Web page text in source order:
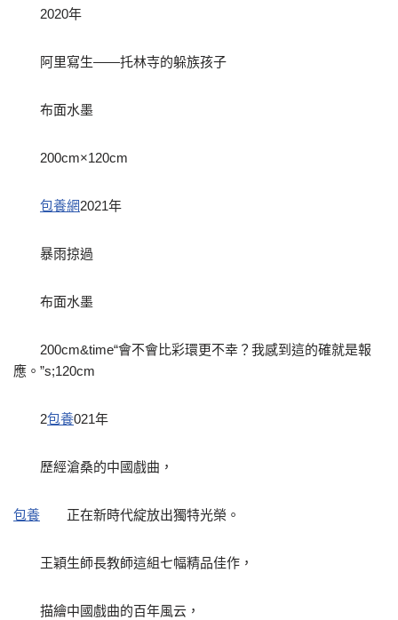
2020年
阿里寫生——托林寺的躲族孩子
布面水墨
200cm×120cm
包養網2021年
暴雨掠過
布面水墨
200cm&time“會不會比彩環更不幸？我感到這的確就是報
應。”s;120cm
2包養021年
歷經滄桑的中國戲曲，
包養 正在新時代綻放出獨特光榮。
王穎生師長教師這組七幅精品佳作，
描繪中國戲曲的百年風云，